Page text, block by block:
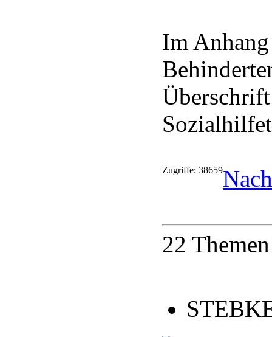
Im
Zugriffe: 38659
22